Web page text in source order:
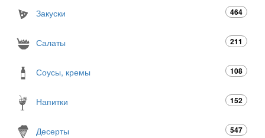
Закуски 464
Салаты 211
Соусы, кремы 108
Напитки 152
Десерты 547